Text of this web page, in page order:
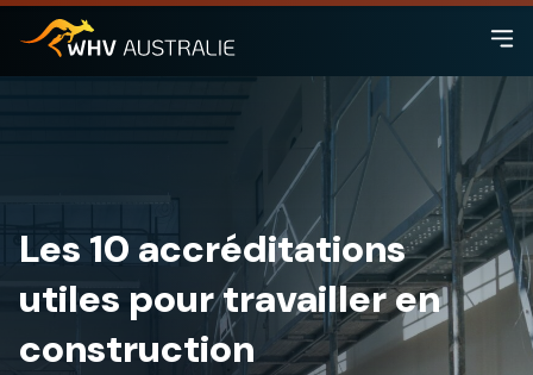
Les 10 accréditations
utiles pour travailler en
construction